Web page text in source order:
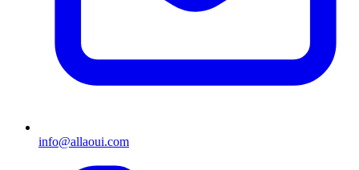
info@allaoui.com